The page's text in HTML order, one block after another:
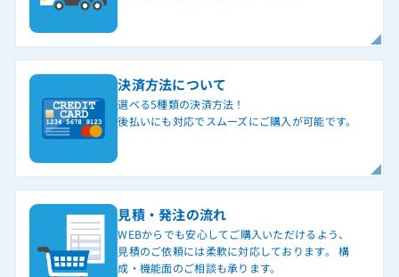
決済方法について
選べる5種類の決済方法！
後払いにも対応でスムーズにご購入が可能です。
見積・発注の流れ
WEBからでも安心してご購入いただけるよう、
見積のご依頼には柔軟に対応しております。 構
成・機能面のご相談も承ります。